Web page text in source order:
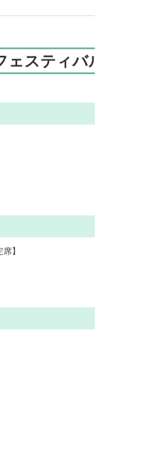
スティバル in 養父市
】